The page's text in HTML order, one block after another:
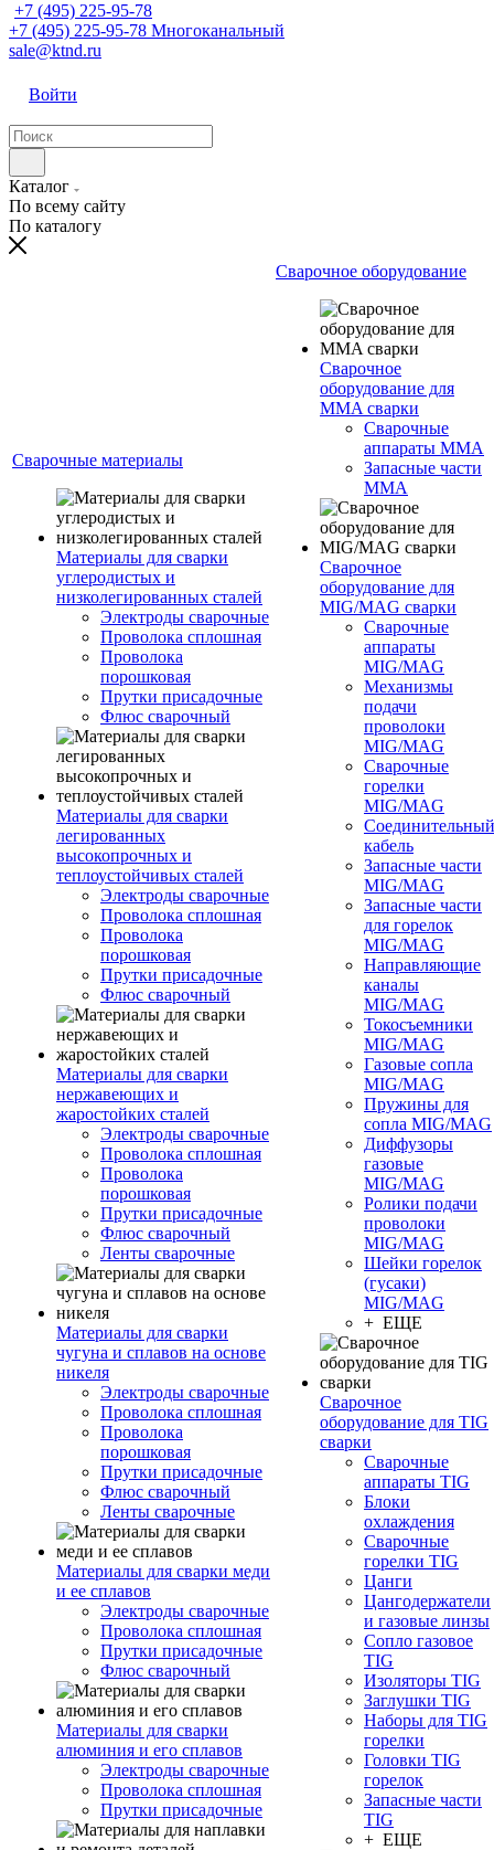
+7 (495) 225-95-78
+7 (495) 225-95-78 Многоканальный
sale@ktnd.ru
Войти
Каталог
По всему сайту
По каталогу
Сварочные материалы
Материалы для сварки
углеродистых и
низколегированных сталей
Электроды сварочные
Проволока сплошная
Проволока
порошковая
Прутки присадочные
Флюс сварочный
Материалы для сварки
легированных
высокопрочных и
теплоустойчивых сталей
Электроды сварочные
Проволока сплошная
Проволока
порошковая
Прутки присадочные
Флюс сварочный
Материалы для сварки
нержавеющих и
жаростойких сталей
Электроды сварочные
Проволока сплошная
Проволока
порошковая
Прутки присадочные
Флюс сварочный
Ленты сварочные
Материалы для сварки
чугуна и сплавов на основе
никеля
Электроды сварочные
Проволока сплошная
Проволока
порошковая
Прутки присадочные
Флюс сварочный
Ленты сварочные
Материалы для сварки меди
и ее сплавов
Электроды сварочные
Проволока сплошная
Прутки присадочные
Флюс сварочный
Материалы для сварки
алюминия и его сплавов
Электроды сварочные
Проволока сплошная
Прутки присадочные
Сварочное оборудование
Сварочное
оборудование для
MMA сварки
Сварочные
аппараты MMA
Запасные части
MMA
Сварочное
оборудование для
MIG/MAG сварки
Сварочные
аппараты
MIG/MAG
Механизмы
подачи
проволоки
MIG/MAG
Сварочные
горелки
MIG/MAG
Соединительный
кабель
Запасные части
MIG/MAG
Запасные части
для горелок
MIG/MAG
Направляющие
каналы
MIG/MAG
Токосъемники
MIG/MAG
Газовые сопла
MIG/MAG
Пружины для
сопла MIG/MAG
Диффузоры
газовые
MIG/MAG
Ролики подачи
проволоки
MIG/MAG
Шейки горелок
(гусаки)
MIG/MAG
+ ЕЩЕ
Сварочное
оборудование для TIG
сварки
Сварочные
аппараты TIG
Блоки
охлаждения
Сварочные
горелки TIG
Цанги
Цангодержатели
и газовые линзы
Сопло газовое
TIG
Изоляторы TIG
Заглушки TIG
Наборы для TIG
горелки
Головки TIG
горелок
Запасные части
TIG
+ ЕЩЕ